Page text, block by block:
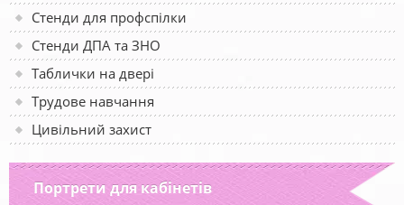
Стенди для профспілки
Стенди ДПА та ЗНО
Таблички на двері
Трудове навчання
Цивільний захист
Портрети для кабінетів